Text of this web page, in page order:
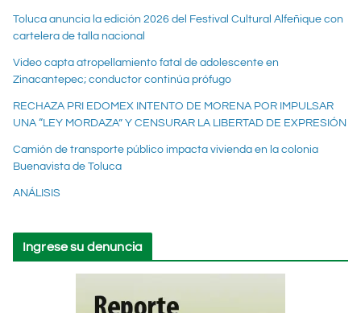
Toluca anuncia la edición 2026 del Festival Cultural Alfeñique con
cartelera de talla nacional
Video capta atropellamiento fatal de adolescente en
Zinacantepec; conductor continúa prófugo
RECHAZA PRI EDOMEX INTENTO DE MORENA POR IMPULSAR
UNA “LEY MORDAZA” Y CENSURAR LA LIBERTAD DE EXPRESIÓN
Camión de transporte público impacta vivienda en la colonia
Buenavista de Toluca
ANÁLISIS
Ingrese su denuncia